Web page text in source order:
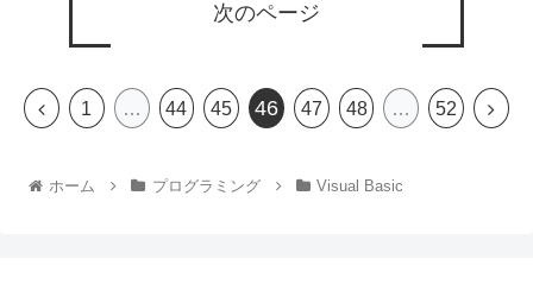
次のページ
1 … 44 45 46 47 48 … 52
ホーム プログラミング Visual Basic